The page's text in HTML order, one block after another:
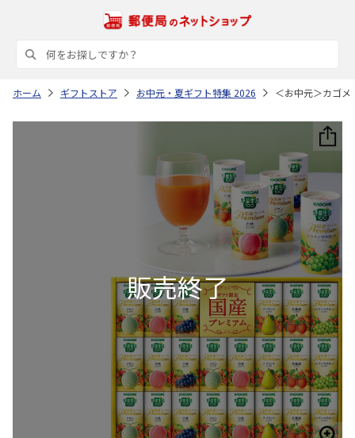
ホーム ギフトストア お中元・夏ギフト特集 2026 ＜お中元＞カゴ